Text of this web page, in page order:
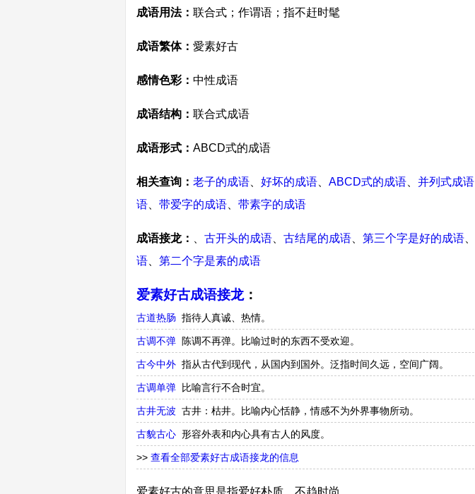
成语用法： 联合式；作谓语；指不赶时髦
成语繁体： 愛素好古
感情色彩： 中性成语
成语结构： 联合式成语
成语形式： ABCD式的成语
相关查询： 老子的成语 好坏的成语 ABCD式的成语 并列式成语
语
带爱字的成语 带素字的成语
成语接龙： 古开头的成语 古结尾的成语 第三个字是好的成语
语
第二个字是素的成语
爱素好古成语接龙：
古道热肠 指待人真诚、热情。
古调不弹 陈调不再弹。比喻过时的东西不受欢迎。
古今中外 指从古代到现代，从国内到国外。泛指时间久远，空间广阔。
古调单弹 比喻言行不合时宜。
古井无波 古井：枯井。比喻内心恬静，情感不为外界事物所动。
古貌古心 形容外表和内心具有古人的风度。
>> 查看全部爱素好古成语接龙的信息
爱素好古的意思是指爱好朴质，不趋时尚。